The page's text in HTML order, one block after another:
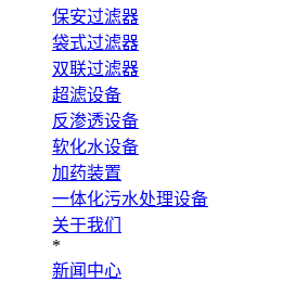
保安过滤器
袋式过滤器
双联过滤器
超滤设备
反渗透设备
软化水设备
加药装置
一体化污水处理设备
关于我们
*
新闻中心